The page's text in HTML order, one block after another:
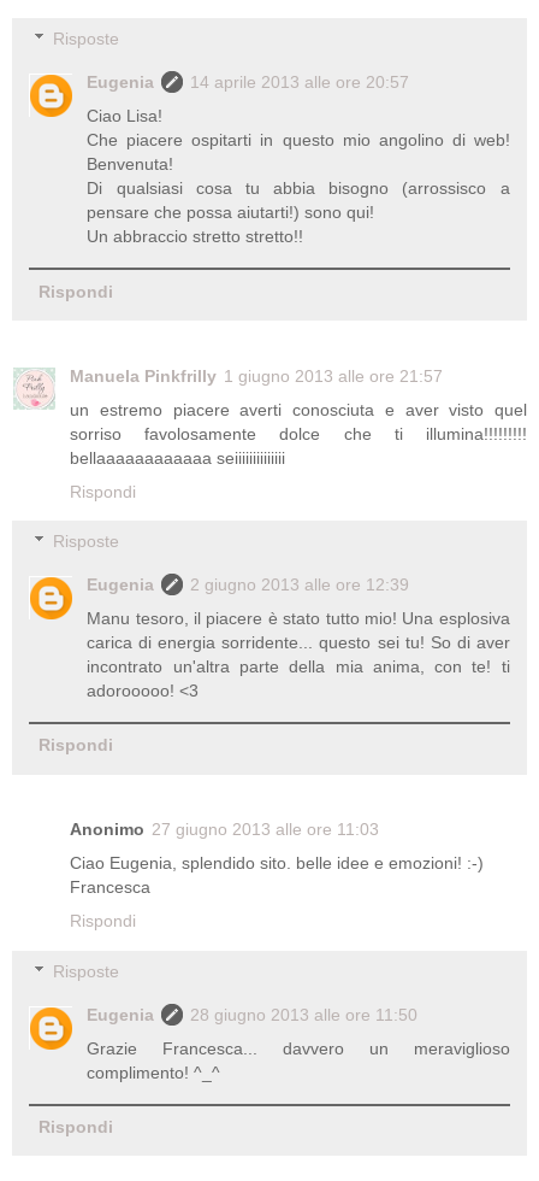
Risposte
Eugenia
14 aprile 2013 alle ore 20:57
Ciao Lisa!
Che piacere ospitarti in questo mio angolino di web!
Benvenuta!
Di qualsiasi cosa tu abbia bisogno (arrossisco a
pensare che possa aiutarti!) sono qui!
Un abbraccio stretto stretto!!
Rispondi
Manuela Pinkfrilly 1 giugno 2013 alle ore 21:57
un estremo piacere averti conosciuta e aver visto quel
sorriso favolosamente dolce che ti illumina!!!!!!!!!
bellaaaaaaaaaaaa seiiiiiiiiiiiiii
Rispondi
Risposte
Eugenia
2 giugno 2013 alle ore 12:39
Manu tesoro, il piacere è stato tutto mio! Una esplosiva
carica di energia sorridente... questo sei tu! So di aver
incontrato un'altra parte della mia anima, con te! ti
adorooooo! <3
Rispondi
Anonimo 27 giugno 2013 alle ore 11:03
Ciao Eugenia, splendido sito. belle idee e emozioni! :-)
Francesca
Rispondi
Risposte
Eugenia
28 giugno 2013 alle ore 11:50
Grazie Francesca... davvero un meraviglioso
complimento! ^_^
Rispondi